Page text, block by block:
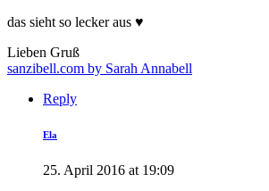
das sieht so lecker aus ♥
Lieben Gruß
sanzibell.com by Sarah Annabell
Reply
Ela
25. April 2016 at 19:09